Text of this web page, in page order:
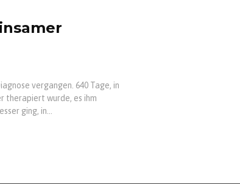
vergangen. 640 Tage, in
therapiert wurde, es ihm
ging, in...